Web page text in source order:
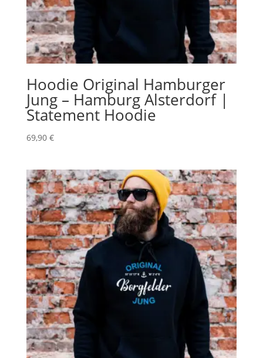
Hoodie Original Hamburger
Jung – Hamburg Alsterdorf |
Statement Hoodie
69,90 €